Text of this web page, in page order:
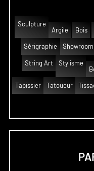
Sculpture
Argile
Bois
Sérigraphie Showroom
String Art
Stylisme
Tapissier Tatoueur